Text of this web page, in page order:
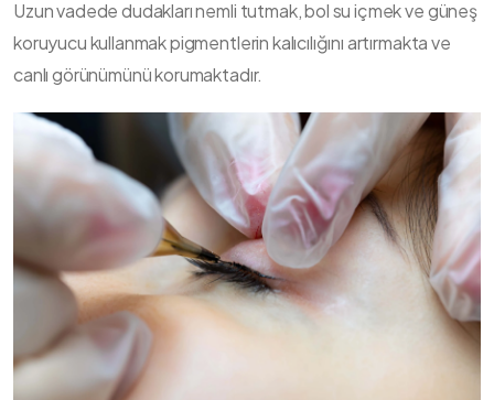
Uzun vadede dudakları nemli tutmak, bol su içmek ve güneş
koruyucu kullanmak pigmentlerin kalıcılığını artırmakta ve
canlı görünümünü korumaktadır.